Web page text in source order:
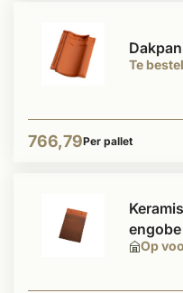
Te
766,79Per pallet
Op
engobe